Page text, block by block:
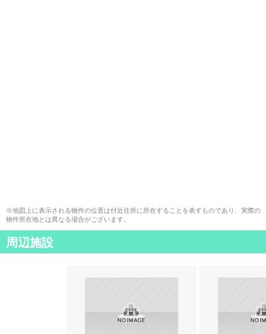
※地図上に表示される物件の位置は付近住所に所在することを表すものであり、実際の
物件所在地とは異なる場合がございます。
周辺施設